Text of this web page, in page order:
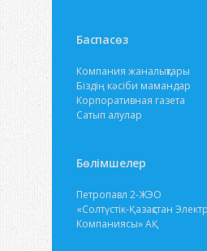
Баспасөз
Компания жаналықтары
Біздің кәсіби мамандар
Корпоративная газета
Сатып алулар
Бөлімшелер
Петропавл 2-ЖЭО
«Солтүстік-Қазақстан
Компаниясы» АҚ